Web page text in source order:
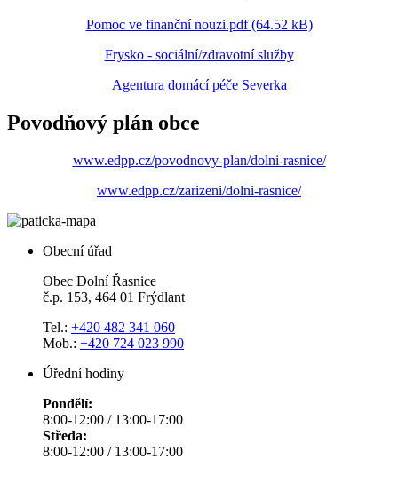
Pomoc ve finanční nouzi.pdf (64.52 kB)
Frysko - sociální/zdravotní služby
Agentura domácí péče Severka
Povodňový plán obce
www.edpp.cz/povodnovy-plan/dolni-rasnice/
www.edpp.cz/zarizeni/dolni-rasnice/
Obecní úřad
Obec Dolní Řasnice
č.p. 153, 464 01 Frýdlant
Tel.: +420 482 341 060
Mob.: +420 724 023 990
Úřední hodiny
Pondělí:
8:00-12:00 / 13:00-17:00
Středa:
8:00-12:00 / 13:00-17:00